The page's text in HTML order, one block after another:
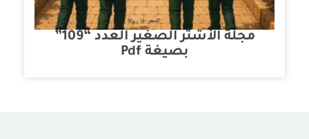
مجلة الأشتر الصغير العدد “109”
بصيغة Pdf